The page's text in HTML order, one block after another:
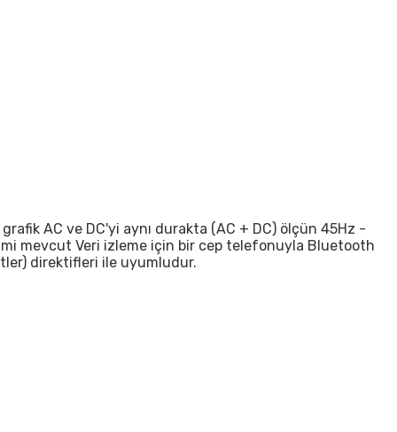
AC ve DC'yi aynı durakta (AC + DC) ölçün 45Hz -
mevcut Veri izleme için bir cep telefonuyla Bluetooth
direktifleri ile uyumludur.